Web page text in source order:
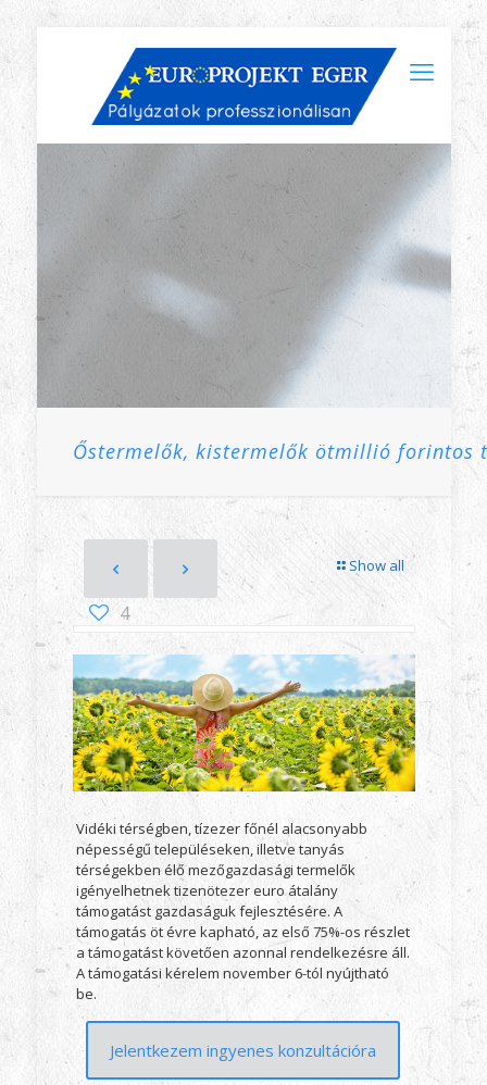
Őstermelők, kistermelők ötmillió forintos
Show all
4
Vidéki térségben, tízezer főnél alacsonyabb
népességű településeken, illetve tanyás
térségekben élő mezőgazdasági termelők
igényelhetnek tizenötezer euro átalány
támogatást gazdaságuk fejlesztésére. A
támogatás öt évre kapható, az első 75%-os részlet
a támogatást követően azonnal rendelkezésre áll.
A támogatási kérelem november 6-tól nyújtható
be.
Jelentkezem ingyenes konzultációra